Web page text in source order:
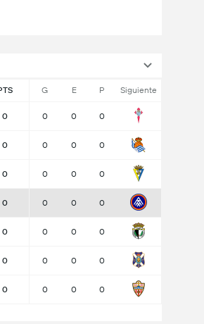
G E P Siguiente
0 0 0 0
0 0 0 0
0 0 0 0
0 0 0 0
0 0 0 0
0 0 0 0
0 0 0 0